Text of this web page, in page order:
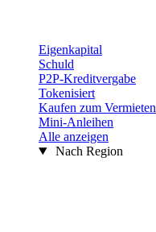
Eigenkapital
Schuld
P2P-Kreditvergabe
Tokenisiert
Kaufen zum Vermieten
Mini-Anleihen
Alle anzeigen
Nach Region